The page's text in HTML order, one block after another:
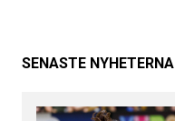
SENASTE NYHETERNA